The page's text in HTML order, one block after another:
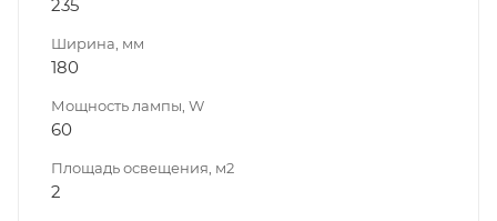
235
Ширина, мм
180
Мощность лампы, W
60
Площадь освещения, м2
2